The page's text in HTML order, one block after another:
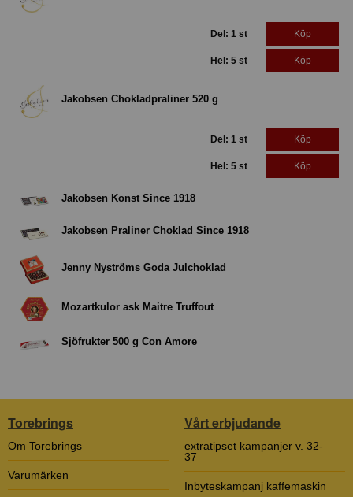
Del: 1 st Köp
Hel: 5 st Köp
Jakobsen Chokladpraliner 520 g
Del: 1 st Köp
Hel: 5 st Köp
Jakobsen Konst Since 1918
Jakobsen Praliner Choklad Since 1918
Jenny Nyströms Goda Julchoklad
Mozartkulor ask Maitre Truffout
Sjöfrukter 500 g Con Amore
Torebrings
Om Torebrings
Varumärken
Vårt erbjudande
extratipset kampanjer v. 32-
37
Inbyteskampanj kaffemaskin